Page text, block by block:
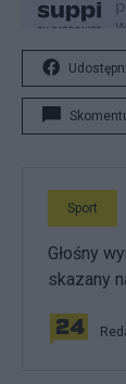
Sport
Głośny
skazany